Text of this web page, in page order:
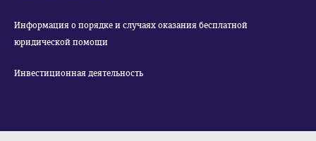
Информация о порядке и случаях оказания бесплатной
юридической помощи
Инвестиционная деятельность